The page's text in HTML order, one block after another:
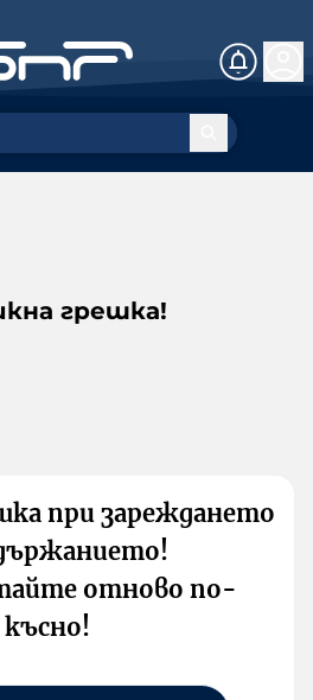
грешка!
при зареждането
отново по-
късно!